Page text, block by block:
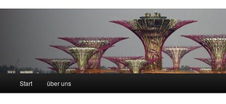
Zum Inhalt wechseln
Zum sekundären Inhalt wechseln
Start über uns